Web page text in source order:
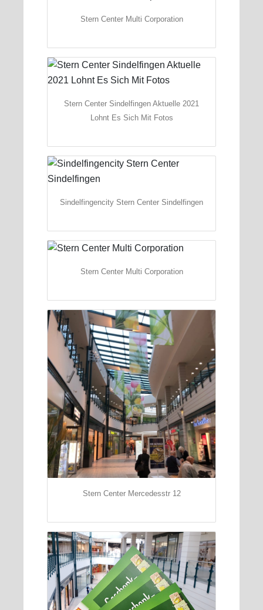
Stern Center Multi Corporation
Stern Center Sindelfingen Aktuelle 2021
Lohnt Es Sich Mit Fotos
Sindelfingencity Stern Center Sindelfingen
Stern Center Multi Corporation
Stern Center Mercedesstr 12